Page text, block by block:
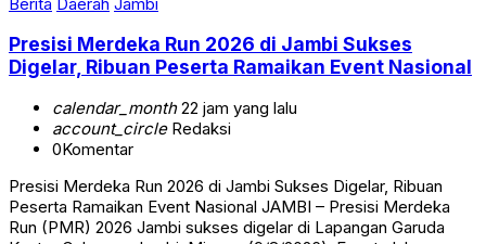
Presisi Merdeka Run 2026 di Jambi Sukses
Digelar, Ribuan Peserta Ramaikan Event Nasional
calendar_month22 jam yang lalu
account_circleRedaksi
0Komentar
Presisi Merdeka Run 2026 di Jambi Sukses Digelar, Ribuan
Peserta Ramaikan Event Nasional JAMBI – Presisi Merdeka
Run (PMR) 2026 Jambi sukses digelar di Lapangan Garuda